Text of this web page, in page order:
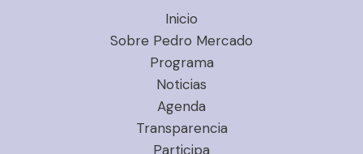
Inicio
Sobre Pedro Mercado
Programa
Noticias
Agenda
Transparencia
Participa